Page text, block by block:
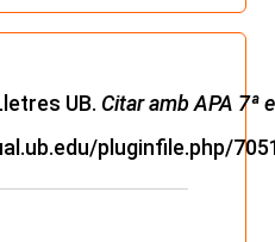
UB. Citar amb APA 7ª
pluginfile.php/